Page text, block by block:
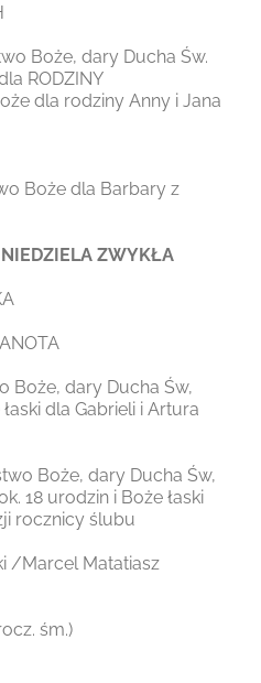
Boże, dary Ducha Św.
RODZINY
dla rodziny Anny i Jana
Boże dla Barbary z
ZWYKŁA
Boże, dary Ducha Św,
dla Gabrieli i Artura
Boże, dary Ducha Św,
18 urodzin i Boże łaski
rocznicy ślubu
/Marcel Matatiasz
śm.)